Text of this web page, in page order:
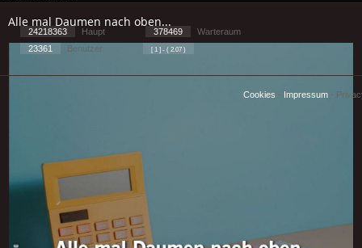
Alle mal Daumen nach oben...
24218363 Haupt 378469
Warteraum
23361
Benutzer [ 1 ] - ( 2.07 )
Cookies - Impressum -